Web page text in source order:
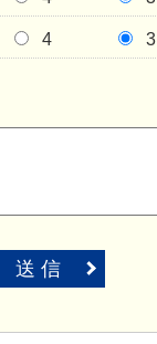
4 3
送 信